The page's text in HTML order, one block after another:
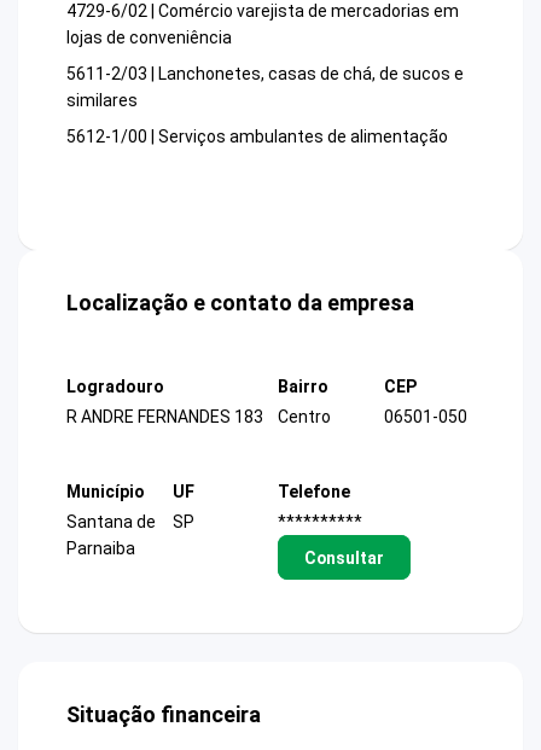
4729-6/02 | Comércio varejista de mercadorias em
lojas de conveniência
5611-2/03 | Lanchonetes, casas de chá, de sucos e
similares
5612-1/00 | Serviços ambulantes de alimentação
Localização e contato da empresa
Logradouro
R ANDRE FERNANDES 183
Bairro
Centro
CEP
06501-050
Município
Santana de
Parnaiba
UF
SP
Telefone
**********
Consultar
Situação financeira